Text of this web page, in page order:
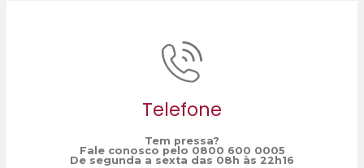
Telefone
Tem pressa?
Fale conosco pelo 0800 600 0005
De segunda a sexta das 08h às 22h16